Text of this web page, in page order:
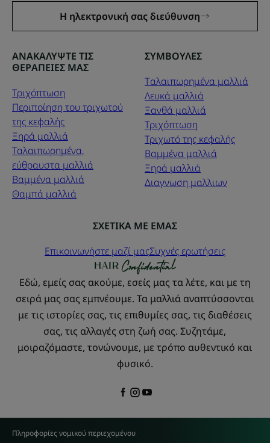
Η ηλεκτρονική σας διεύθυνση
ΑΝΑΚΑΛΥΨΤΕ ΤΙΣ
ΘΕΡΑΠΕΙΕΣ ΜΑΣ
Τριχόπτωση
Περιποίηση του τριχωτού
της κεφαλής
Ξηρά μαλλιά
Ταλαιπωρημένα,
εύθραυστα μαλλιά
Βαμμένα μαλλιά
Θαμπά μαλλιά
ΣΥΜΒΟΥΛΕΣ
Tαλαιπωρημένα μαλλιά
Λευκά μαλλιά
Ξανθά μαλλιά
Τριχόπτωση
Τριχωτό της κεφαλής
Βαμμένα μαλλιά
Ξηρά μαλλιά
Διαγνωση μαλλιων
ΣΧΕΤΙΚΑ ΜΕ ΕΜΑΣ
Επικοινωνήστε μαζί μαςΣυχνές ερωτήσεις
Εδώ, εμείς σας ακούμε, εσείς μας τα λέτε, και με τη
σειρά μας σας εμπνέουμε. Τα μαλλιά αναπτύσσονται
με τις ιστορίες σας, τις επιθυμίες σας, τις διαθέσεις
σας, τις αλλαγές στη ζωή σας. Συζητάμε,
μοιραζόμαστε, τονώνουμε, με τρόπο αυθεντικό και
φυσικό.
Πληροφορίες νομικού περιεχομένου